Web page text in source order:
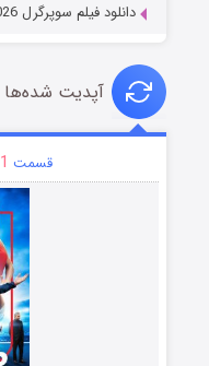
دانلود فیلم سوپرگرل Supergirl 2026
آپدیت شده‌ها
قسمت 1 (زیرنویس)